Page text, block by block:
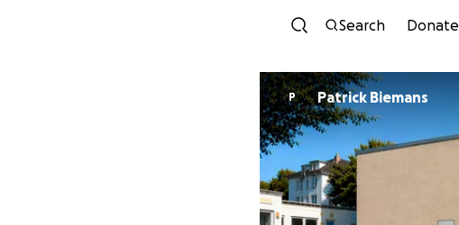
Search Donate
P Patrick Biemans